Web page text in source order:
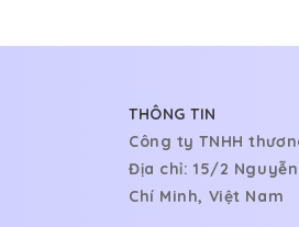
THÔNG TIN
Công ty TNHH
Địa chỉ: 15/2
Chí Minh, Việt Nam